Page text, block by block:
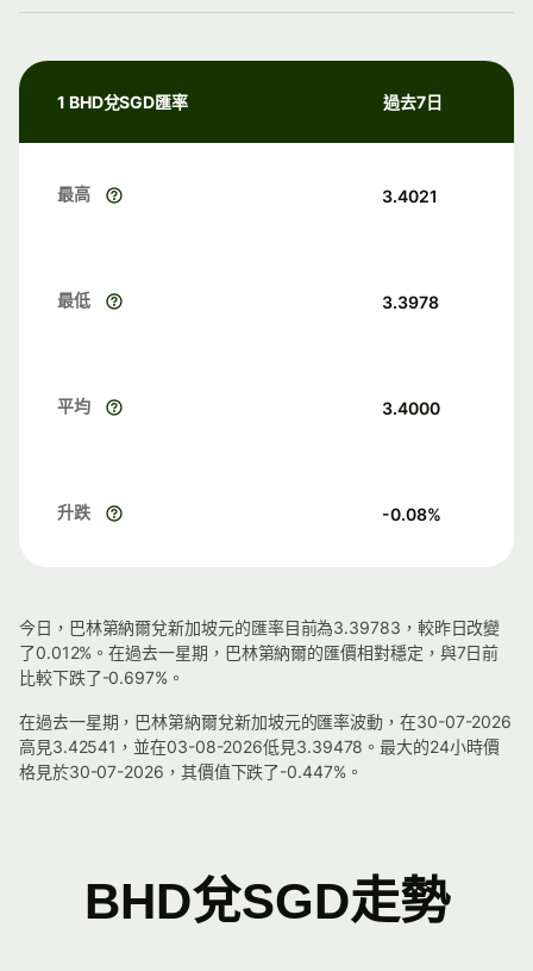
1 BHD兌SGD匯率 過去7日
最高 3.4021
最低 3.3978
平均 3.4000
升跌 -0.08%
今日，巴林第納爾兌新加坡元的匯率目前為3.39783，較昨日改變
了0.012%。在過去一星期，巴林第納爾的匯價相對穩定，與7日前
比較下跌了-0.697%。
在過去一星期，巴林第納爾兌新加坡元的匯率波動，在30-07-2026
高見3.42541，並在03-08-2026低見3.39478。最大的24小時價
格見於30-07-2026，其價值下跌了-0.447%。
BHD兌SGD走勢